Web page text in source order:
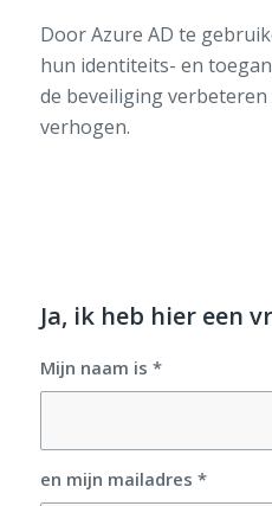
Door Azure AD te
hun identiteits- en
de beveiliging
verhogen.
Ja, ik heb hier een
Mijn naam is *
en mijn mailadres *